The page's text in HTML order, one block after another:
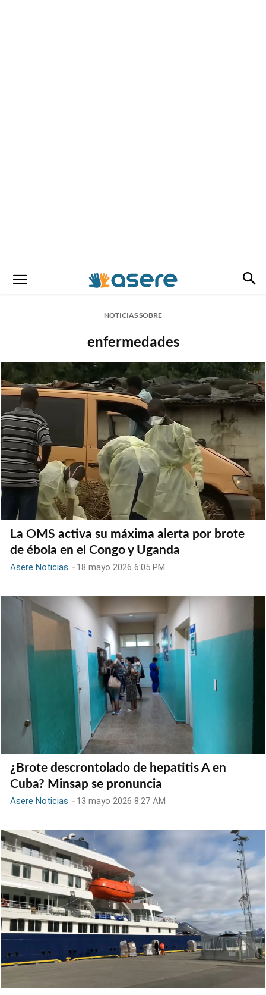
NOTICIAS SOBRE
enfermedades
La OMS activa su máxima alerta por brote
de ébola en el Congo y Uganda
Asere Noticias - 18 mayo 2026 6:05 PM
¿Brote descrontolado de hepatitis A en
Cuba? Minsap se pronuncia
Asere Noticias - 13 mayo 2026 8:27 AM